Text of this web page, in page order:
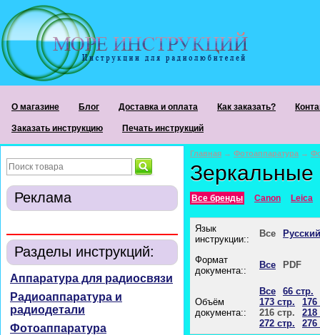
О магазине Блог Доставка и оплата Как заказать?
Заказать инструкцию Печать инструкций
Реклама
Разделы инструкций:
Аппаратура для радиосвязи
Радиоаппаратура и
радиодетали
Фотоаппаратура
Главная → Фотоаппаратура →
Зеркальные
Все бренды Canon Leica
Язык
инструкции::
Все Русский
Формат
документа::
Все PDF
Объём
документа::
Все
66 стр.
173 стр.
176
216 стр.
218
272 стр.
276